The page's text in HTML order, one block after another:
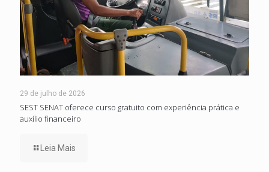
29 de julho de 2026
SEST SENAT oferece curso gratuito com experiência prática e
auxílio financeiro
Leia Mais